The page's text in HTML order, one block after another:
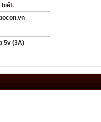
biết.
5v (3A)